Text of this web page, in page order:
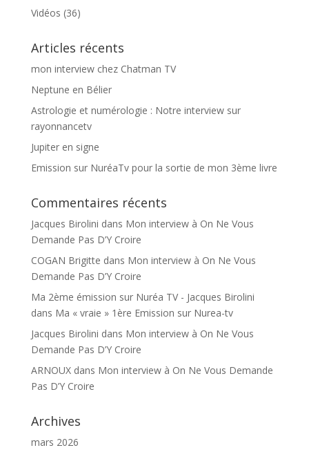
Vidéos (36)
Articles récents
mon interview chez Chatman TV
Neptune en Bélier
Astrologie et numérologie : Notre interview sur
rayonnancetv
Jupiter en signe
Emission sur NuréaTv pour la sortie de mon 3ème livre
Commentaires récents
Jacques Birolini dans Mon interview à On Ne Vous
Demande Pas D’Y Croire
COGAN Brigitte dans Mon interview à On Ne Vous
Demande Pas D’Y Croire
Ma 2ème émission sur Nuréa TV - Jacques Birolini
dans Ma « vraie » 1ère Emission sur Nurea-tv
Jacques Birolini dans Mon interview à On Ne Vous
Demande Pas D’Y Croire
ARNOUXdans Mon interview à On Ne Vous Demande
Pas D’Y Croire
Archives
mars 2026